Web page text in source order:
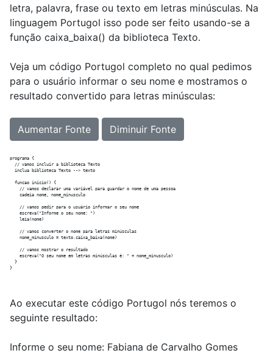
letra, palavra, frase ou texto em letras minúsculas. Na
linguagem Portugol isso pode ser feito usando-se a
função caixa_baixa() da biblioteca Texto.
Veja um código Portugol completo no qual pedimos
para o usuário informar o seu nome e mostramos o
resultado convertido para letras minúsculas:
Aumentar Fonte Diminuir Fonte
programa {
  // vamos incluir a biblioteca Texto
  inclua biblioteca Texto --> texto
  funcao inicio() {
    // vamos declarar uma variável para guardar o nome de uma pessoa
    cadeia nome, nome_minusculo
    // vamos pedir para o usuário informar o seu nome
    escreva("Informe o seu nome: ")
    leia(nome)
    // vamos converter o nome para letras minúsculas
    nome_minusculo = texto.caixa_baixa(nome)
    // vamos mostrar o resultado
    escreva("O seu nome em letras minúsculas é: " + nome_minusculo)
  }
Ao executar este código Portugol nós teremos o
seguinte resultado:
Informe o seu nome: Fabiana de Carvalho Gomes